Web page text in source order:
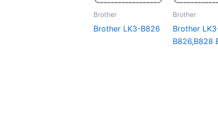
Brother
Brother LK3-B826
Brother
Brother
B826,B828